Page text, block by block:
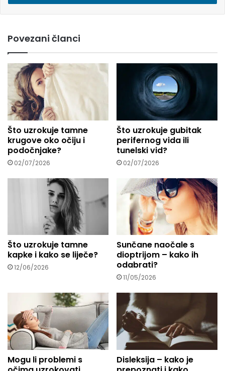
i
e
a
e
s
u
.
.
.
Povezani članci
Što uzrokuje tamne
krugove oko očiju i
podočnjake?
02/07/2026
Što uzrokuje gubitak
perifernog vida ili
tunelski vid?
02/07/2026
Što uzrokuje tamne
kapke i kako se liječe?
12/06/2026
Sunčane naočale s
dioptrijom – kako ih
odabrati?
11/05/2026
Mogu li problemi s
Disleksija – kako je